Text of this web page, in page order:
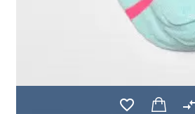
favorite_border